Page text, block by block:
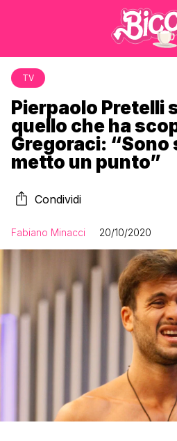
TV
Pierpaolo Pretelli
quello che ha
Gregoraci:
metto un punto”
Condividi
Fabiano Minacci 20/10/2020